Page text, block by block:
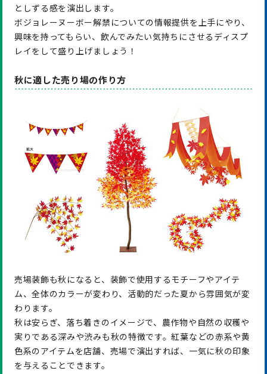
としずる感を演出します。
ボジョレーヌーボー解禁についての情報提供を上手にやり、
興味を持ってもらい、飲んでみたい気持ちにさせるディスプ
レイをして盛り上げましょう！
秋に適した売り場の作り方
売場装飾も秋になると、装飾で使用するモチーフやアイテ
ム、全体のカラーが変わり、活動的だった夏から雰囲気が変
わります。
秋は安らぎ、落ち着きのイメージで、農作物や自然の収穫や
実りである深みや渋みも秋の特徴です。紅葉などの赤系や黄
色系のアイテムを店舗、売場で演出すれば、一気に秋の印象
を与えることできます。